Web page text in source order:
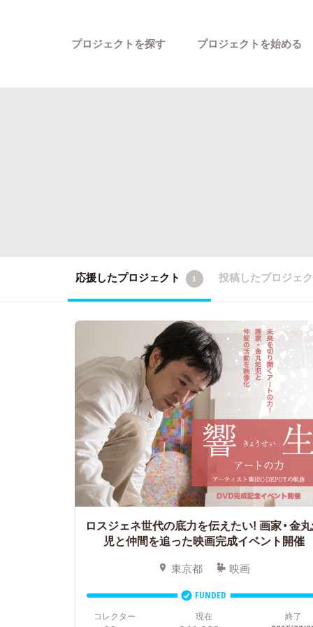
プロジェクトを探す プロジェクトを始める
応援したプロジェクト 1 投稿したプロジェ
ロスジェネ世代の底力を伝えたい! 画家・金
児と仲間を追った映画完成イベント開催
東京都 映画
FUNDED
コレクター
現在 終了